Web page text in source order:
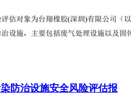
防治设施安全风险评估报